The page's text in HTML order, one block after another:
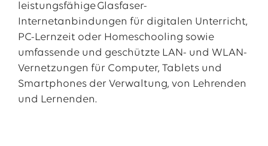
leistungsfähige Glasfaser-
Internetanbindungen für digitalen Unterricht,
PC-Lernzeit oder Homeschooling sowie
umfassende und geschützte LAN- und WLAN-
Vernetzungen für Computer, Tablets und
Smartphones der Verwaltung, von Lehrenden
und Lernenden.